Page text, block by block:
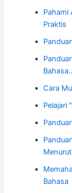
Pahami
Praktis
Cara
Pelajari
Bahasa